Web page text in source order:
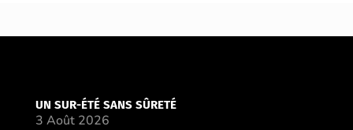
UN SUR-ÉTÉ SANS SÛRETÉ
3 Août 2026